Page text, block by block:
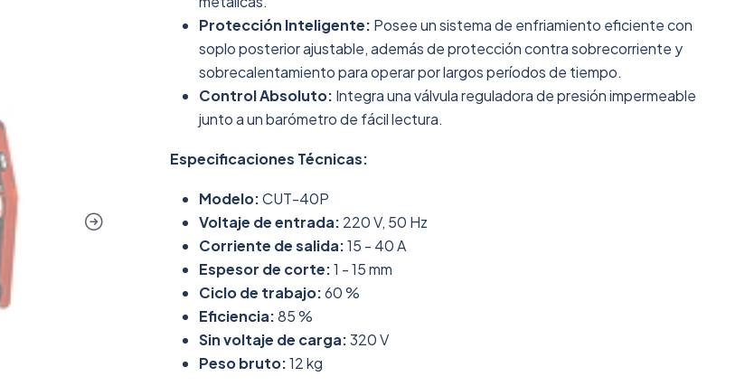
Protección Inteligente: Posee un sistema de enfriamiento eficiente con
soplo posterior ajustable, además de protección contra sobrecorriente y
sobrecalentamiento para operar por largos períodos de tiempo.
Control Absoluto: Integra una válvula reguladora de presión impermeable
junto a un barómetro de fácil lectura.
Especificaciones Técnicas:
Modelo:CUT-40P
Voltaje de entrada: 220 V, 50 Hz
Corriente de salida:15 - 40 A
Espesor de corte:1 - 15 mm
Ciclo de trabajo:60 %
Eficiencia:85 %
Sin voltaje de carga:320 V
Peso bruto:12 kg